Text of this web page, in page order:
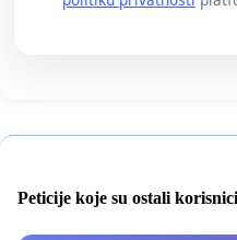
Peticije koje su ostali